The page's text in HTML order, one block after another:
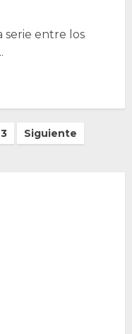
serie entre los
Siguiente